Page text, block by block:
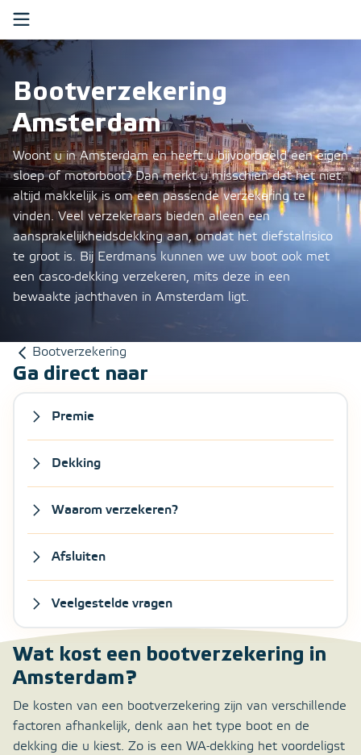
Ga verder naar content
Boot
Recreatiewoning
Over ons
Klantenservice
Mijn Eerdmans
Zoeken
Bootverzekering
Amsterdam
Woont u in Amsterdam en heeft u bijvoorbeeld een eigen
sloep of motorboot?Dan merkt u misschien dat het niet
altijd makkelijk is om een passende verzekering te
vinden. Veel verzekeraars bieden alleen een
aansprakelijkheidsdekking aan, omdat het diefstalrisico
te groot is. Bij Eerdmans kunnen we uw boot ook met
een casco-dekking verzekeren, mits deze in een
bewaakte jachthaven in Amsterdam ligt.
Bootverzekering
Ga direct naar
Premie
Dekking
Waarom verzekeren?
Afsluiten
Veelgestelde vragen
Wat kost een bootverzekering in
Amsterdam?
De kosten van een bootverzekering zijn van verschillende
factoren afhankelijk, denk aan het type boot en de
dekking die u kiest. Zo is een WA-dekking het voordeligst